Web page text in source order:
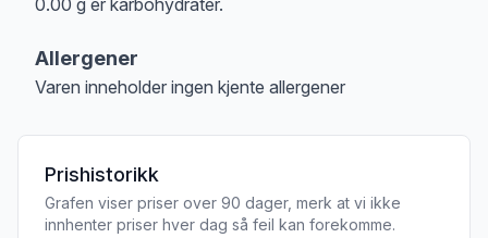
0.00 g er karbohydrater.
Allergener
Varen inneholder ingen kjente allergener
Prishistorikk
Grafen viser priser over 90 dager, merk at vi ikke
innhenter priser hver dag så feil kan forekomme.